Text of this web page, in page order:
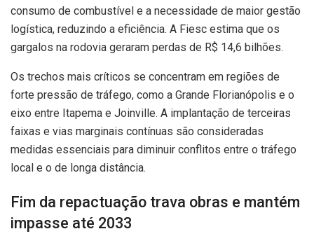
consumo de combustível e a necessidade de maior gestão
logística, reduzindo a eficiência. A Fiesc estima que os
gargalos na rodovia geraram perdas de R$ 14,6 bilhões.
Os trechos mais críticos se concentram em regiões de
forte pressão de tráfego, como a Grande Florianópolis e o
eixo entre Itapema e Joinville. A implantação de terceiras
faixas e vias marginais contínuas são consideradas
medidas essenciais para diminuir conflitos entre o tráfego
local e o de longa distância.
Fim da repactuação trava obras e mantém
impasse até 2033